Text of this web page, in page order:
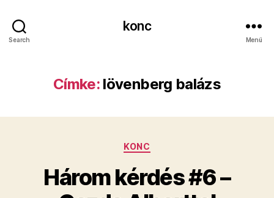
Search
konc
Menü
Címke: lövenberg balázs
Kategóriák
KONC
Három kérdés #6 –